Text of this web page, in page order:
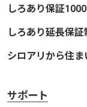
しろあり保証
しろあり延長保証
シロアリから住ま
サポート